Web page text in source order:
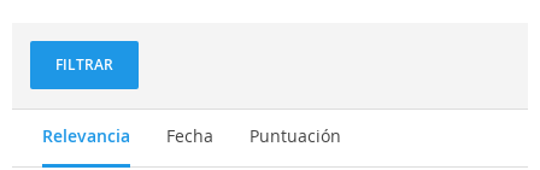
FILTRAR
Relevancia Fecha Puntuación